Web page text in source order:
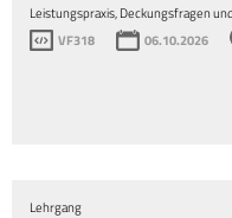
Leistungspraxis, Deckungsfragen
VF318
06.10.2026
Lehrgang